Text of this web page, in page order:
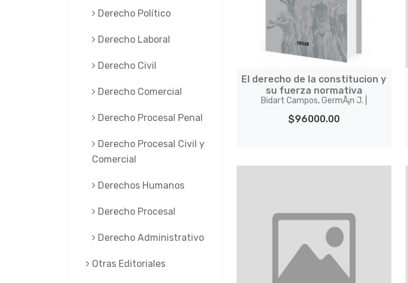
El derecho de la constitucion y
su fuerza normativa
Bidart Campos, GermÃ¡n J. |
$96000.00
Derecho Político
Derecho Laboral
Derecho Civil
Derecho Comercial
Derecho Procesal Penal
Derecho Procesal Civil y
Comercial
Derechos Humanos
Derecho Procesal
Derecho Administrativo
Otras Editoriales